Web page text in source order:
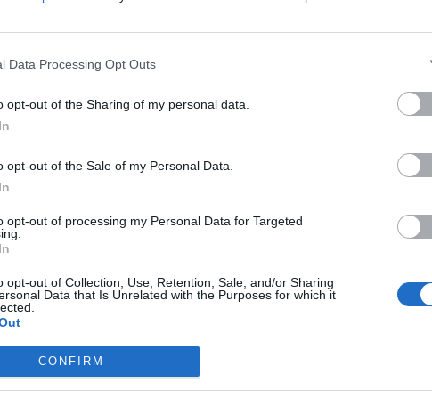
Data Processing Opt Outs
opt-out of the Sharing of my personal data.
opt-out of the Sale of my Personal Data.
opt-out of processing my Personal Data for Targeted
opt-out of Collection, Use, Retention, Sale, and/or Sharing
Data that Is Unrelated with the Purposes for which it
CONFIRM
degli eventi potrebbero contenere parti di testo non
ed il problema verrà presumibilmente sistemato nei prossimi giorni.